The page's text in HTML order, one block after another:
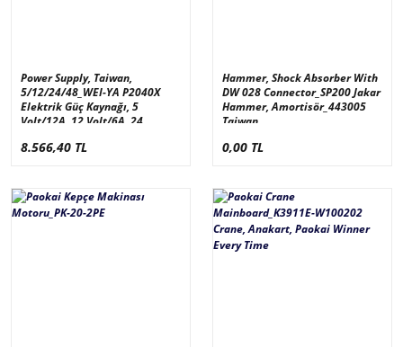
Power Supply, Taiwan,
5/12/24/48_WEI-YA P2040X
Elektrik Güç Kaynağı, 5
Volt/12A, 12 Volt/6A, 24
8.566,40 TL
Hammer, Shock Absorber With
DW 028 Connector_SP200 Jakar
Hammer, Amortisör_443005
Taiwan
0,00 TL